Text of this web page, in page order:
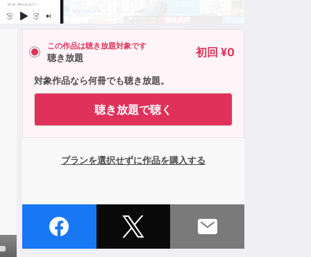
この作品は聴き放題対象です
聴き放題 初回 ¥0
対象作品なら何冊でも聴き放題。
聴き放題で聴く
プランを選択せずに作品を購入する